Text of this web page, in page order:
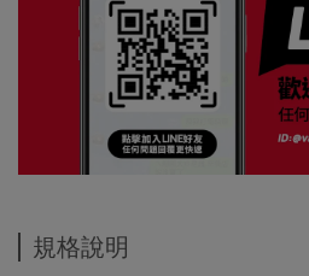
規格說明